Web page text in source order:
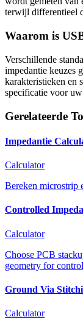
terwijl differentieel
Waarom is
Verschillende
impedantie keuzes
karakteristieken en
specificatie voor
Gerelateerde
Impedantie
Calculator
Bereken microstrip
Controlled
Calculator
Choose PCB
geometry for
Ground Via
Calculator